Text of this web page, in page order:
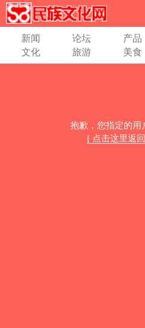
新闻 论坛 产品
文化
旅游 美食
抱歉，您指定的用
[ 点击这里返